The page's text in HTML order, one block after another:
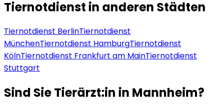
Tiernotdienst in anderen Städten
Tiernotdienst BerlinTiernotdienst
MünchenTiernotdienst HamburgTiernotdienst
KölnTiernotdienst Frankfurt am MainTiernotdienst
Stuttgart
Sind Sie Tierärzt:in in Mannheim?